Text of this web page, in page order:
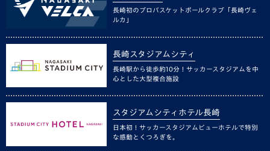
長崎初のプロバスケットボールクラブ「長崎ヴェ
ルカ」
長崎スタジアムシティ
長崎駅から徒歩約10分！サッカースタジアムを中
心とした大型複合施設
スタジアムシティホテル長崎
日本初！サッカースタジアムビューホテルで特別
な感動とくつろぎを。